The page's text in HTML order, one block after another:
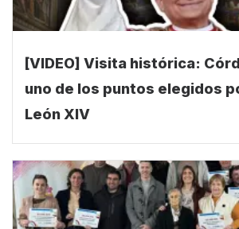
[VIDEO] Visita histórica:
uno de los puntos elegidos
León XIV